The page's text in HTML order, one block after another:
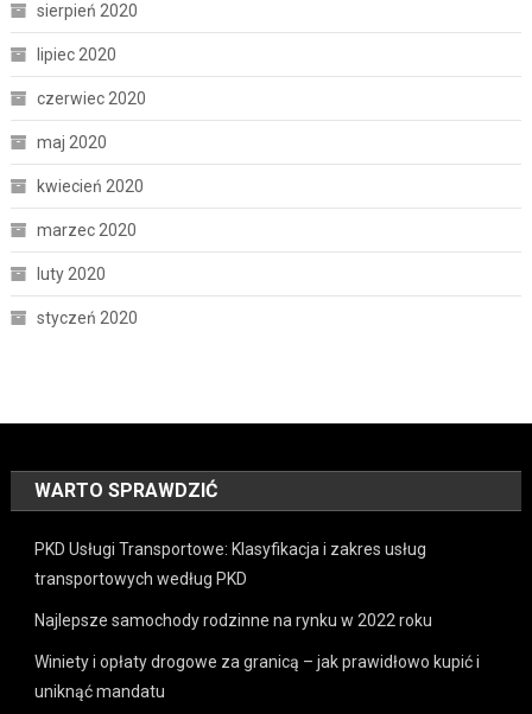
sierpień 2020
lipiec 2020
czerwiec 2020
maj 2020
kwiecień 2020
marzec 2020
luty 2020
styczeń 2020
WARTO SPRAWDZIĆ
PKD Usługi Transportowe: Klasyfikacja i zakres usług
transportowych według PKD
Najlepsze samochody rodzinne na rynku w 2022 roku
Winiety i opłaty drogowe za granicą – jak prawidłowo kupić i
uniknąć mandatu